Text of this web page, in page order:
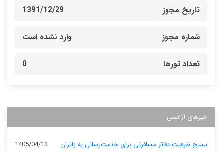
تاریخ مجوز 1391/12/29
شماره مجوز وارد نشده است
تعداد تورها 0
خبرهای آژانسی
بسیج ظرفیت دفاتر مسافرتی برای خدمت‌رسانی به زائران 1405/04/13